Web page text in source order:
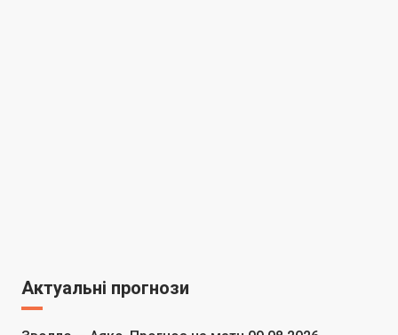
Актуальні прогнози